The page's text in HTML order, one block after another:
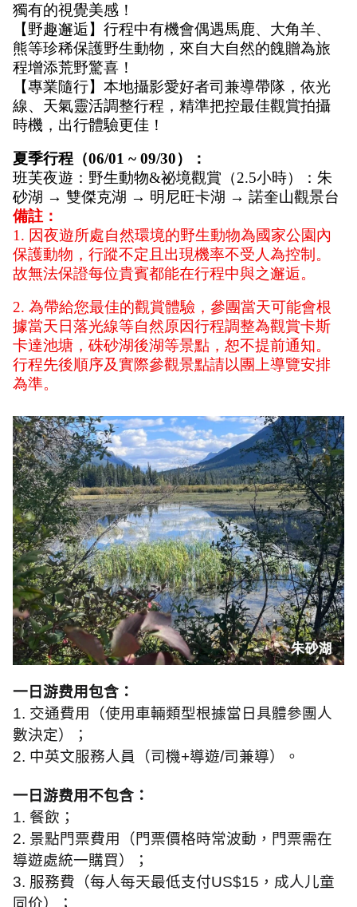
獨有的視覺美感！
【野趣邂逅】行程中有機會偶遇馬鹿、大角羊、
熊等珍稀保護野生動物，來自大自然的餽贈為旅
程增添荒野驚喜！
【專業隨行】本地攝影愛好者司兼導帶隊，依光
線、天氣靈活調整行程，精準把控最佳觀賞拍攝
時機，出行體驗更佳！
夏季行程（06/01 ~ 09/30）：
班芙夜遊：野生動物&祕境觀賞（2.5小時）：朱
砂湖 → 雙傑克湖 → 明尼旺卡湖 → 諾奎山觀景台
備註：
1. 因夜遊所處自然環境的野生動物為國家公園內
保護動物，行蹤不定且出現機率不受人為控制。
故無法保證每位貴賓都能在行程中與之邂逅。
2. 為帶給您最佳的觀賞體驗，參團當天可能會根
據當天日落光線等自然原因行程調整為觀賞卡斯
卡達池塘，硃砂湖後湖等景點，恕不提前通知。
行程先後順序及實際參觀景點請以團上導覽安排
為準。
一日游费用包含：
1. 交通費用（使用車輛類型根據當日具體參團人
數決定）；
2. 中英文服務人員（司機+導遊/司兼導）。
一日游费用不包含：
1. 餐飲；
2. 景點門票費用（門票價格時常波動，門票需在
導遊處統一購買）；
3. 服務費（每人每天最低支付US$15 ，成人儿童
同价）；